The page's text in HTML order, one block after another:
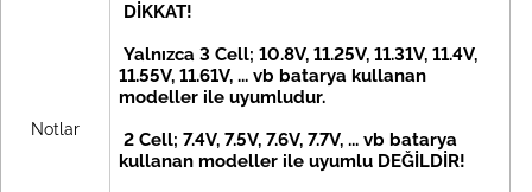
Notlar
DİKKAT!
Yalnızca 3 Cell; 10.8V, 11.25V, 11.31V, 11.4V,
11.55V, 11.61V, ... vb batarya kullanan
modeller ile uyumludur.
2 Cell; 7.4V, 7.5V, 7.6V, 7.7V, ... vb batarya
kullanan modeller ile uyumlu DEĞİLDİR!